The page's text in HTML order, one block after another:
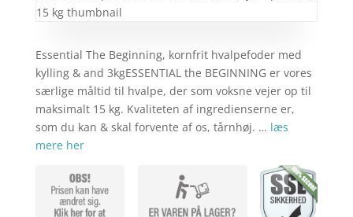
Essential The Beginning, kornfrit hvalpefoder med
kylling & and 3kgESSENTIAL the BEGINNING er vores
særlige måltid til hvalpe, der som voksne vejer op til
maksimalt 15 kg. Kvaliteten af ingredienserne er,
som du kan & skal forvente af os, tårnhøj. … læs
mere her